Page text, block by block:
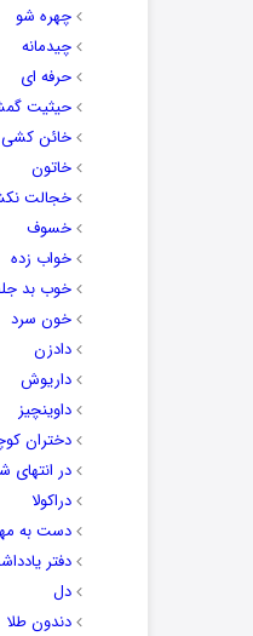
چهره شو
چیدمانه
حرفه ای
حیثیت
خائن کشی
خاتون
خجالت
خسوف
خواب زده
خوب بد
خون سرد
دادزن
داریوش
داوینچیز
دختران
در
دراکولا
دست به
دفتر
دل
دندون طلا